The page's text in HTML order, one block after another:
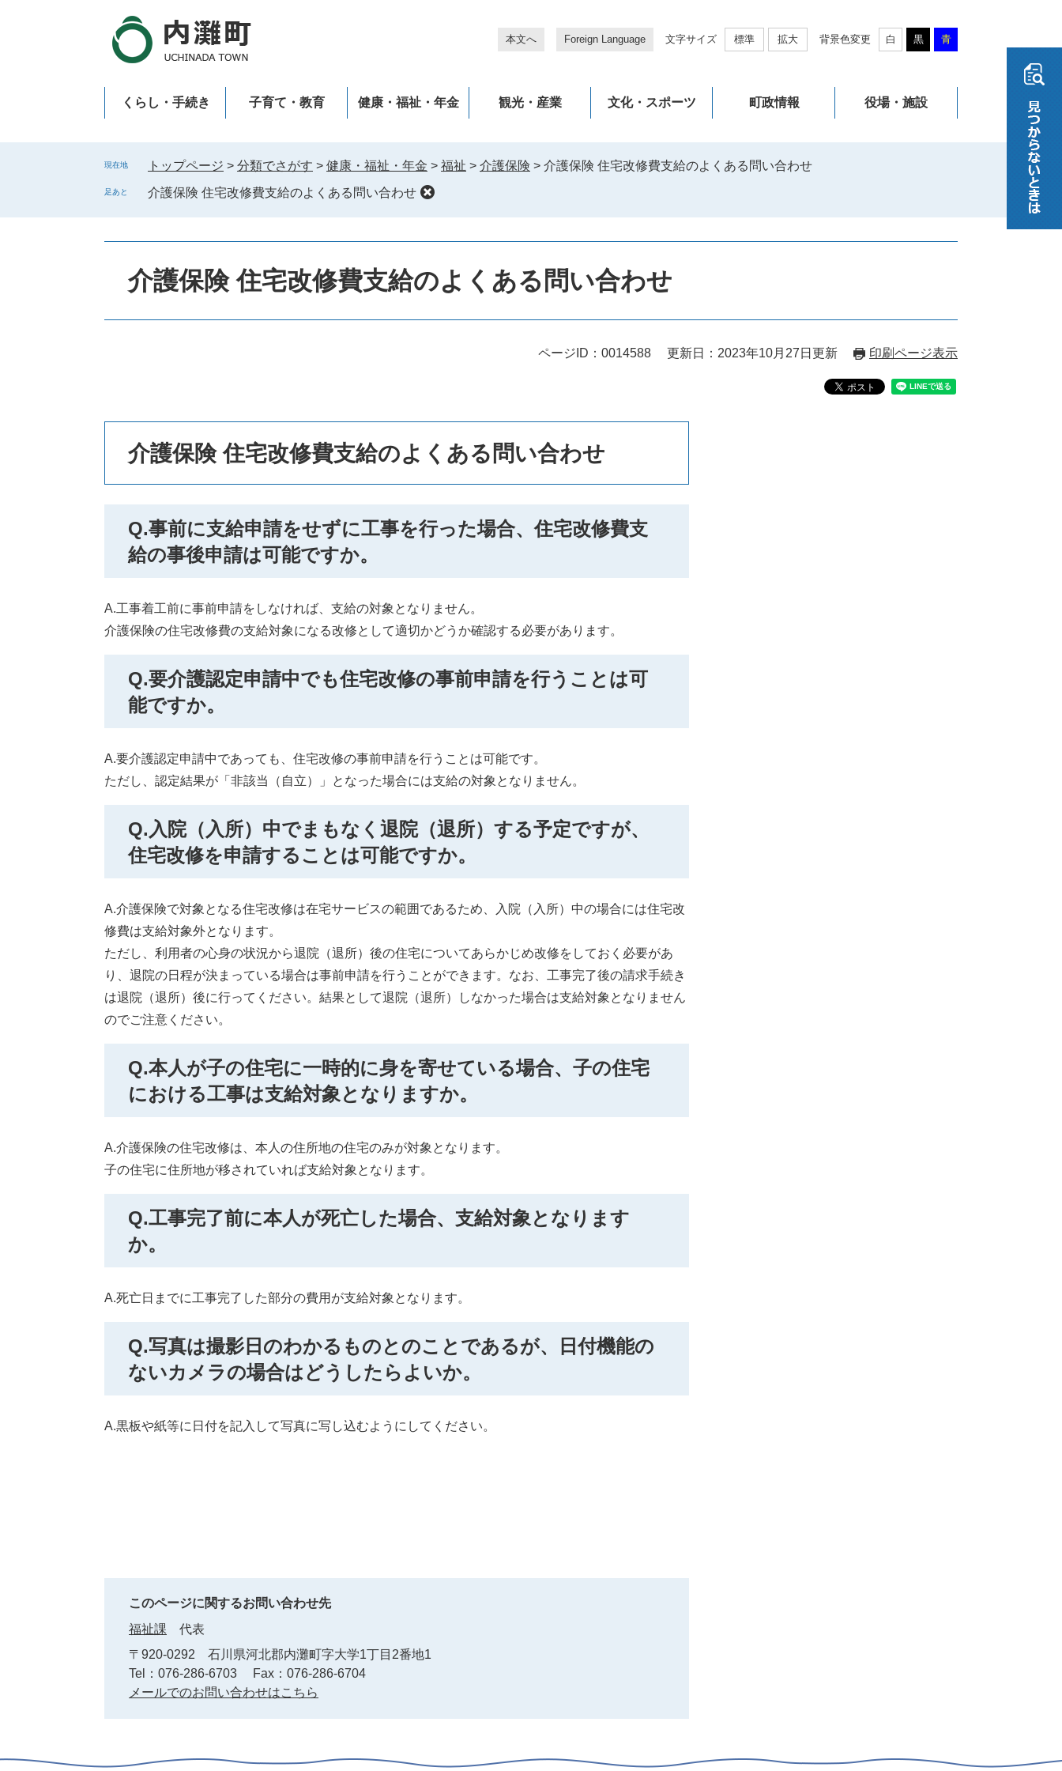
す
し
へ
本文へ Foreign Language 文字サイズ 標準 拡大 背景色変更 白 黒 青
くらし・手続き 子育て・教育 健康・福祉・年金 観光・産業 文化・スポーツ 町政情報 役場・施設
現在地 トップページ > 分類でさがす > 健康・福祉・年金 > 福祉 > 介護保険 > 介護保険 住宅改修費支給のよくある問い合わせ
足あと 介護保険 住宅改修費支給のよくある問い合わせ
介護保険 住宅改修費支給のよくある問い合わせ
ページID：0014588 更新日：2023年10月27日更新 印刷ページ表示
介護保険 住宅改修費支給のよくある問い合わせ
Q.事前に支給申請をせずに工事を行った場合、住宅改修費支
給の事後申請は可能ですか。
A.工事着工前に事前申請をしなければ、支給の対象となりません。
介護保険の住宅改修費の支給対象になる改修として適切かどうか確認する必要があります。
Q.要介護認定申請中でも住宅改修の事前申請を行うことは可
能ですか。
A.要介護認定申請中であっても、住宅改修の事前申請を行うことは可能です。
ただし、認定結果が「非該当（自立）」となった場合には支給の対象となりません。
Q.入院（入所）中でまもなく退院（退所）する予定ですが、
住宅改修を申請することは可能ですか。
A.介護保険で対象となる住宅改修は在宅サービスの範囲であるため、入院（入所）中の場合には住宅改
修費は支給対象外となります。
ただし、利用者の心身の状況から退院（退所）後の住宅についてあらかじめ改修をしておく必要があ
り、退院の日程が決まっている場合は事前申請を行うことができます。なお、工事完了後の請求手続き
は退院（退所）後に行ってください。結果として退院（退所）しなかった場合は支給対象となりません
のでご注意ください。
Q.本人が子の住宅に一時的に身を寄せている場合、子の住宅
における工事は支給対象となりますか。
A.介護保険の住宅改修は、本人の住所地の住宅のみが対象となります。
子の住宅に住所地が移されていれば支給対象となります。
Q.工事完了前に本人が死亡した場合、支給対象となります
か。
A.死亡日までに工事完了した部分の費用が支給対象となります。
Q.写真は撮影日のわかるものとのことであるが、日付機能の
ないカメラの場合はどうしたらよいか。
A.黒板や紙等に日付を記入して写真に写し込むようにしてください。
このページに関するお問い合わせ先
福祉課
代表
〒920-0292
石川県河北郡内灘町字大学1丁目2番地1
Tel：076-286-6703
Fax：076-286-6704
メールでのお問い合わせはこちら